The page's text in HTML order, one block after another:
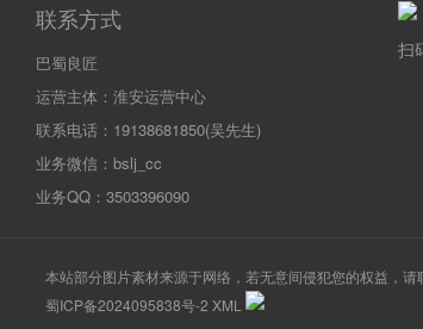
联系方式
巴蜀良匠
运营主体：淮安运营中心
联系电话：19138681850(吴先生)
业务微信：bslj_cc
业务QQ：3503396090
扫
本站部分图片素材来源于网络，若无意间侵犯您的权益，请
蜀ICP备2024095838号-2 XML